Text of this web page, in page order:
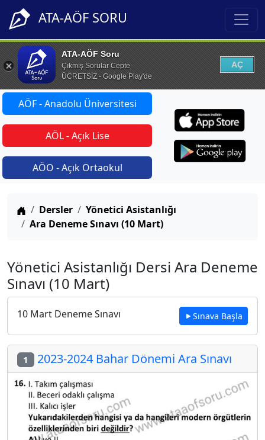
ATA-AÖF SORU
ATA-AÖF Soru
Çıkmış Sorular Cepte
ÜCRETSİZ - Google Play'de
AÇ
AÖF - Anadolu Üniversitesi
AÖL - Açık Lise
AÖO - Açık Ortaokul
Anasayfa
Dersler
Yönetici Asistanlığı
Ara Deneme Sınavı (10 Mart)
Yönetici Asistanlığı Dersi Ara Deneme
Sınavı (10 Mart)
10 Mart Deneme Sınavı Sınava Başla
1 2023-2024 Bahar Dönemi Ara Sınavı